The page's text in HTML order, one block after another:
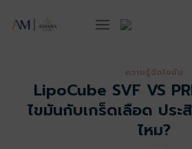
ความรู้ฉีดไขมัน
LipoCube SVF VS
ไขมันกับเกร็ดเลือด ประ
ไหม?